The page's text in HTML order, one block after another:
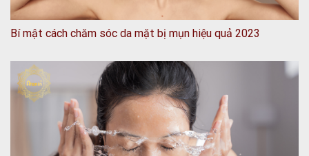
Bí mật cách chăm sóc da mặt bị mụn hiệu quả 2023